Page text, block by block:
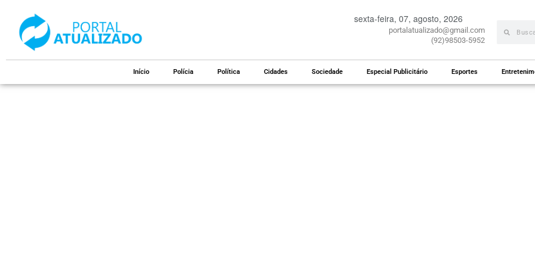
sexta-feira, 07, agosto, 2026
portalatualizado@gmail.com
(92)98503-5952
Início Polícia Política Cidades Sociedade Especial Publicitário Esportes